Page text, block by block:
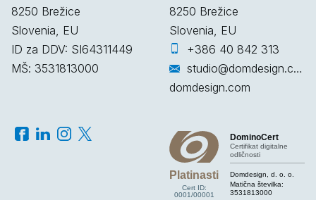
8250 Brežice
Slovenia, EU
ID za DDV: SI64311449
MŠ: 3531813000
8250 Brežice
Slovenia, EU
+386 40 842 313
studio@domdesign.com
domdesign.com
Platinasti
Cert ID:
0001/00001
DominoCert
Certifikat digitalne
odličnosti
Domdesign, d. o. o.
Matična številka:
3531813000